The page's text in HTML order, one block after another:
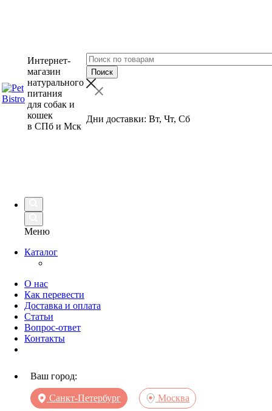
Интернет-
магазин
натурального
питания
для собак и
кошек
в СПб и Мск
Дни доставки: Вт, Чт, Сб
Меню
Каталог
О нас
Как перевести
Доставка и оплата
Статьи
Вопрос-ответ
Контакты
Ваш город:
Санкт-Петербург
Москва